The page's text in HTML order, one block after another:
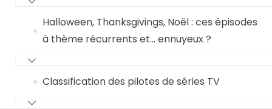
Halloween, Thanksgivings, Noël : ces épisodes
à thème récurrents et… ennuyeux ?
Classification des pilotes de séries TV